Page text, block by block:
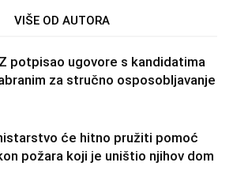
VIŠE OD AUTORA
potpisao ugovore s kandidatima
za stručno osposobljavanje
će hitno pružiti pomoć
požara koji je uništio njihov dom